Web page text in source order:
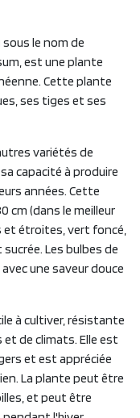
le nom de
est une plante
Cette plante
ses tiges et ses
variétés de
capacité à produire
années. Cette
cm (dans le meilleur
et étroites, vert foncé,
Les bulbes de
une saveur douce
à cultiver, résistante
de climats. Elle est
et est appréciée
La plante peut être
et peut être